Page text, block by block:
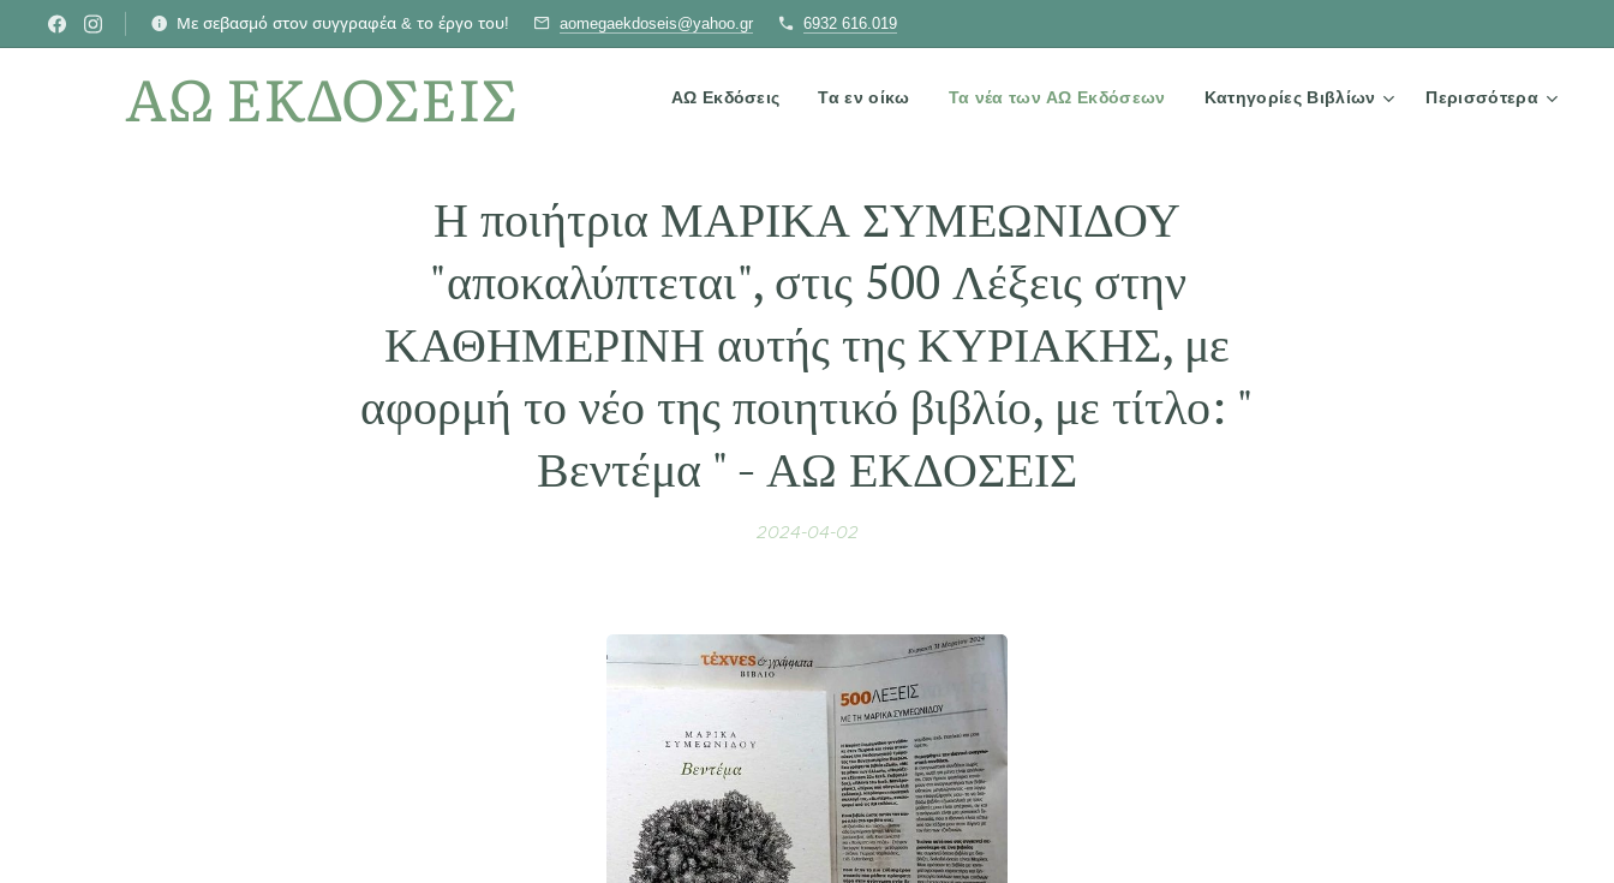
Με σεβασμό στον συγγραφέα & το έργο του! aomegaekdoseis@yahoo.gr 6932 616.019
ΑΩ ΕΚΔΟΣΕΙΣ ΑΩ Εκδόσεις Τα εν οίκω Τα νέα των ΑΩ Εκδόσεων Κατηγορίες Βιβλίων Περισσότερα
Η ποιήτρια ΜΑΡΙΚΑ ΣΥΜΕΩΝΙΔΟΥ
"αποκαλύπτεται", στις 500 Λέξεις στην
ΚΑΘΗΜΕΡΙΝΗ αυτής της ΚΥΡΙΑΚΗΣ, με
αφορμή το νέο της ποιητικό βιβλίο, με τίτλο: "
Βεντέμα " - ΑΩ ΕΚΔΟΣΕΙΣ
2024-04-02